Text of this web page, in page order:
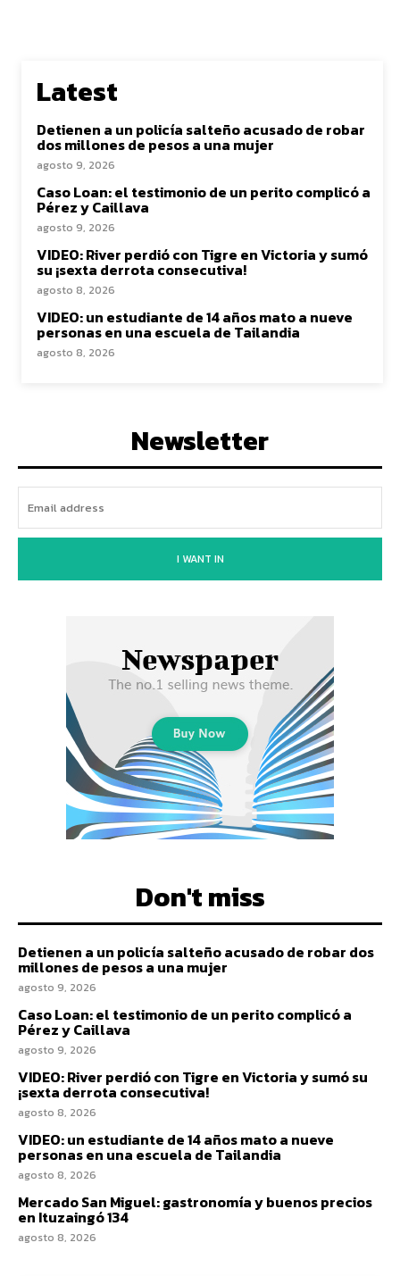
Latest
Detienen a un policía salteño acusado de robar
dos millones de pesos a una mujer
agosto 9, 2026
Caso Loan: el testimonio de un perito complicó a
Pérez y Caillava
agosto 9, 2026
VIDEO: River perdió con Tigre en Victoria y sumó
su ¡sexta derrota consecutiva!
agosto 8, 2026
VIDEO: un estudiante de 14 años mato a nueve
personas en una escuela de Tailandia
agosto 8, 2026
Newsletter
I WANT IN
Don't miss
Detienen a un policía salteño acusado de robar dos
millones de pesos a una mujer
agosto 9, 2026
Caso Loan: el testimonio de un perito complicó a
Pérez y Caillava
agosto 9, 2026
VIDEO: River perdió con Tigre en Victoria y sumó su
¡sexta derrota consecutiva!
agosto 8, 2026
VIDEO: un estudiante de 14 años mato a nueve
personas en una escuela de Tailandia
agosto 8, 2026
Mercado San Miguel: gastronomía y buenos precios
en Ituzaingó 134
agosto 8, 2026